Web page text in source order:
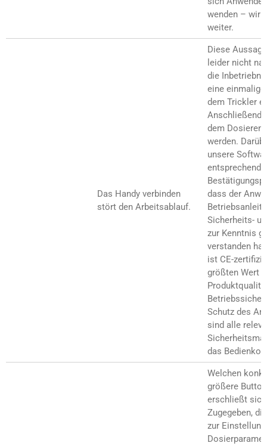
wenden – wir
weiter.
Das Handy verbinden
stört den Arbeitsablauf.
Diese
leider nicht
die
eine
dem Trickler
Anschließend
dem Dosieren
werden.
unsere
dass der
Sicherheits-
zur Kenntnis
verstanden
ist CE-
größten Wert
Schutz des
sind alle
das
Welchen
größere
erschließt
Zugegeben,
zur